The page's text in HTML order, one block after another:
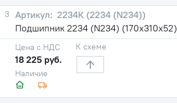
3
2234К (2234 (N234))
Подшипник 2234 (N234) (170х310х52)
Наличие
Цена с НДС
18 225 руб.
К схеме